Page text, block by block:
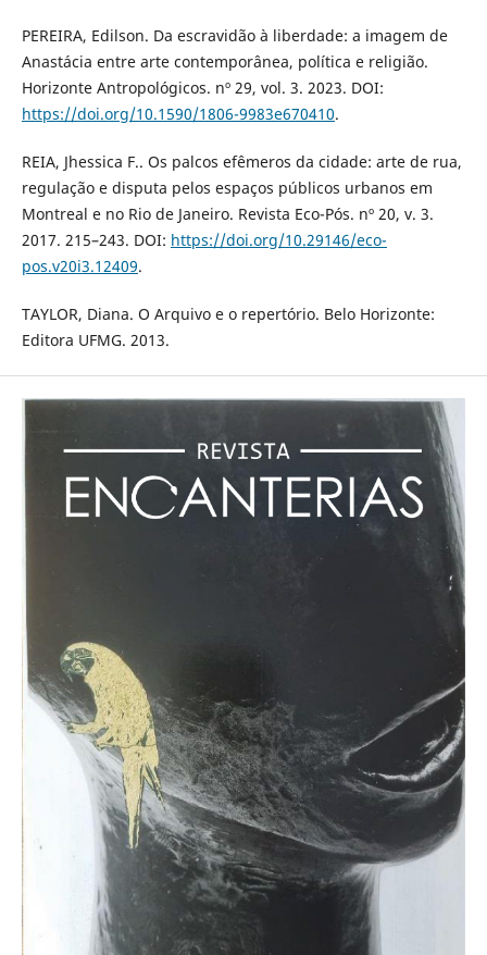
PEREIRA, Edilson. Da escravidão à liberdade: a imagem de
Anastácia entre arte contemporânea, política e religião.
Horizonte Antropológicos. nº 29, vol. 3. 2023. DOI:
https://doi.org/10.1590/1806-9983e670410.
REIA, Jhessica F.. Os palcos efêmeros da cidade: arte de rua,
regulação e disputa pelos espaços públicos urbanos em
Montreal e no Rio de Janeiro. Revista Eco-Pós. nº 20, v. 3.
2017. 215–243. DOI: https://doi.org/10.29146/eco-
pos.v20i3.12409.
TAYLOR, Diana. O Arquivo e o repertório. Belo Horizonte:
Editora UFMG. 2013.